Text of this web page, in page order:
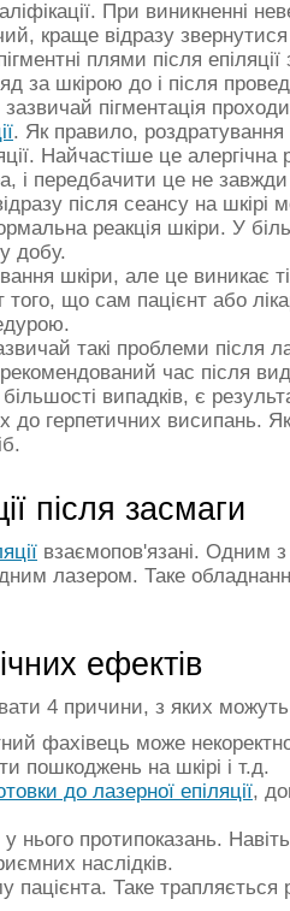
При виникненні
краще відразу звернутися
плями після
за шкірою до і після
пігментація
. Як правило, роздратування
Найчастіше це
і передбачити це не
після сеансу на шкірі
реакція шкіри. У
добу.
шкіри, але це
того, що сам пацієнт або
такі проблеми після
час після
випадків, є
герпетичних висипань.
після засмаги
взаємопов'язані. Одним з
лазером. Таке
ефектів
4 причини, з яких можуть
фахівець може
пошкоджень на шкірі і т.д.
до лазерної епіляції,
нього протипоказань.
наслідків.
пацієнта. Таке